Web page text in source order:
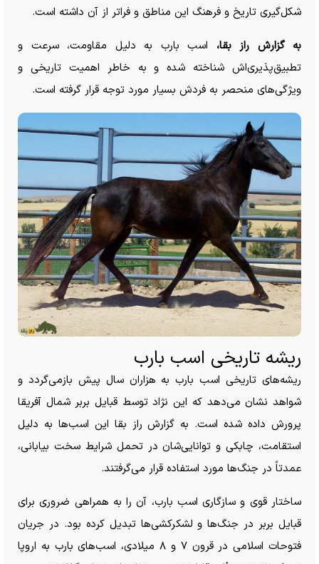
شکل‌گیری تاریخ و فرهنگ این مناطق و فراتر از آن داشته است.
به گزارش راز بقا، اسب بارب به دلیل مقاومت، سرعت و
تطبیق‌پذیری‌اش شناخته شده و به خاطر اهمیت تاریخی و
ویژگی‌های منحصر به فردش بسیار مورد توجه قرار گرفته است.
ریشه تاریخی اسب بارب
ریشه‌های تاریخی اسب بارب به هزاران سال پیش بازمی‌گردد و
شواهد نشان می‌دهد که این نژاد توسط قبایل بربر شمال آفریقا
پرورش داده شده است. به گزارش راز بقا این اسب‌ها به دلیل
استقامت، چابکی و توانایی‌شان در تحمل شرایط سخت بیابانی،
عمدتاً در جنگ‌ها مورد استفاده قرار می‌گرفتند.
ساختار قوی و سازگاری اسب بارب، آن را به همراهی ضروری برای
قبایل بربر در جنگ‌ها و لشکرکشی‌ها تبدیل کرده بود. در جریان
فتوحات اسلامی در قرون ۷ و ۸ میلادی، اسب‌های بارب به اروپا